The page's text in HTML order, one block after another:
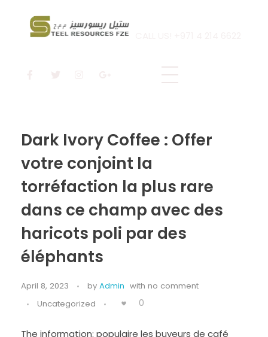
Dark Ivory Coffee : Offer
votre conjoint la
torréfaction la plus rare
dans ce champ avec des
haricots poli par des
éléphants
April 8, 2023 by Admin with no comment
Uncategorized
0
The information: populaire les buveurs de café